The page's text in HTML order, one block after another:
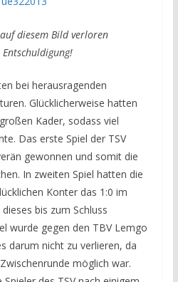
diesem Bild verloren
bei herausragenden
Glücklicherweise hatten
Kader, sodass viel
Das erste Spiel der TSV
gewonnen und somit die
In zweiten Spiel hatten die
Konter das 1:0 im
bis zum Schluss
wurde gegen den TBV Lemgo
darum nicht zu verlieren, da
möglich war.